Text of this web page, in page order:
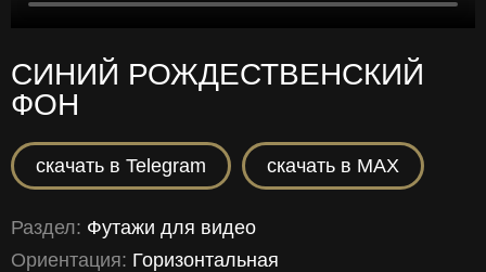
СИНИЙ РОЖДЕСТВЕНСКИЙ
ФОН
скачать в Telegram скачать в MAX
Раздел: Футажи для видео
Ориентация: Горизонтальная